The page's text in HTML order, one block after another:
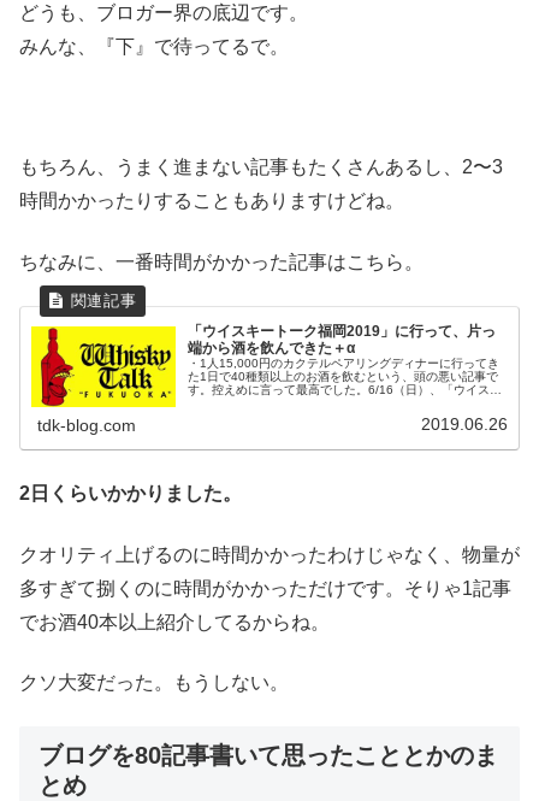
どうも、ブロガー界の底辺です。
みんな、『下』で待ってるで。
もちろん、うまく進まない記事もたくさんあるし、2〜3
時間かかったりすることもありますけどね。
ちなみに、一番時間がかかった記事はこちら。
「ウイスキートーク福岡2019」に行って、片っ
端から酒を飲んできた＋α
・1人15,000円のカクテルペアリングディナーに行ってき
た1日で40種類以上のお酒を飲むという、頭の悪い記事で
す。控えめに言って最高でした。6/16（日）、「ウイスキ
tdk-blog.com 2019.06.26
2日くらいかかりました。
クオリティ上げるのに時間かかったわけじゃなく、物量が
多すぎて捌くのに時間がかかっただけです。そりゃ1記事
でお酒40本以上紹介してるからね。
クソ大変だった。もうしない。
ブログを80記事書いて思ったこととかのま
とめ